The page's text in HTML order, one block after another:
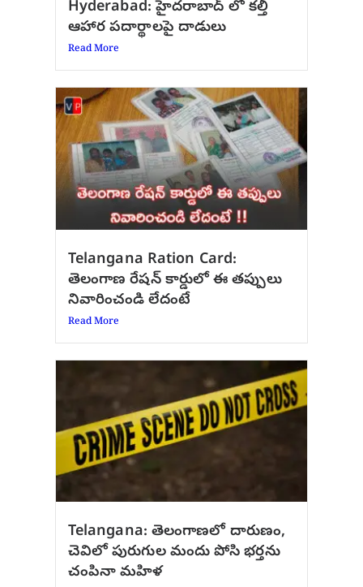
Hyderabad: హైదరాబాద్‌ లో కల్తీ
ఆహార పదార్థాలపై దాడులు
Read More
Telangana Ration Card:
తెలంగాణ రేషన్ కార్డులో ఈ తప్పులు
నివారించండి లేదంటే
Read More
Telangana: తెలంగాణలో దారుణం,
చెవిలో పురుగుల మందు పోసి భర్తను
చంపినా మహిళ